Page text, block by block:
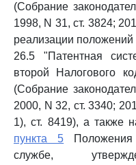
(Собрание
1998, N 31, ст. 3824;
реализации положений
26.5 "Патентная
второй Налогового
(Собрание
2000, N 32, ст. 3340;
1), ст. 8419), а также
пункта 5
службе,